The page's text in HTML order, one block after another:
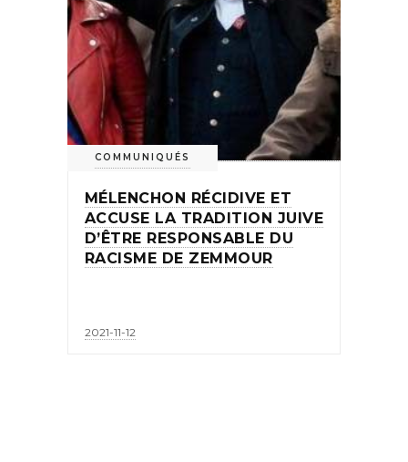
COMMUNIQUÉS
MÉLENCHON RÉCIDIVE ET
ACCUSE LA TRADITION JUIVE
D’ÊTRE RESPONSABLE DU
RACISME DE ZEMMOUR
2021-11-12